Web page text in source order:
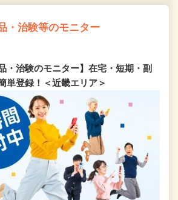
・治験等のモニター
・治験のモニター】在宅・短期・副
単登録！＜近畿エリア＞